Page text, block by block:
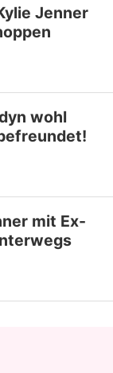
Jenner
wohl
mit Ex-